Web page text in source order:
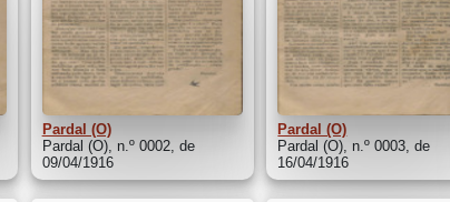
Pardal (O)
Pardal (O), n.º 0002, de
09/04/1916
Pardal (O)
Pardal (O), n.º 0003, de
16/04/1916